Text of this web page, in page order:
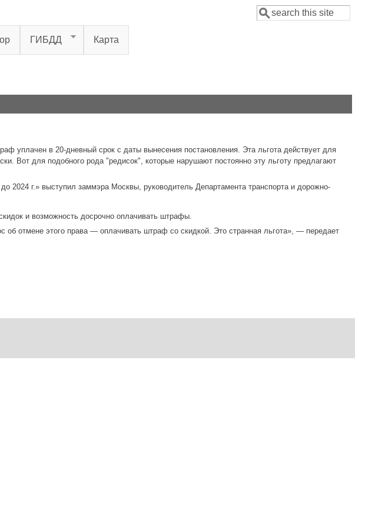
Форма поиска
Поиск
ГИБДД Карта
уплачен в 20-дневный срок с даты вынесения постановления. Эта льгота действует для
Вот для подобного рода "редисок", которые нарушают постоянно эту льготу предлагают
2024 г.» выступил заммэра Москвы, руководитель Департамента транспорта и дорожно-
и возможность досрочно оплачивать штрафы.
отмене этого права — оплачивать штраф со скидкой. Это странная льгота», — передает